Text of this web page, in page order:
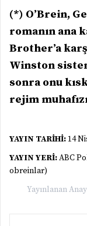
(*) O’Brein,
romanın ana
Brother’a
Winston
sonra onu
rejim
YAYIN TARİHİ:14
YAYIN YERİ:ABC
obreinlar)
Yayınlanan